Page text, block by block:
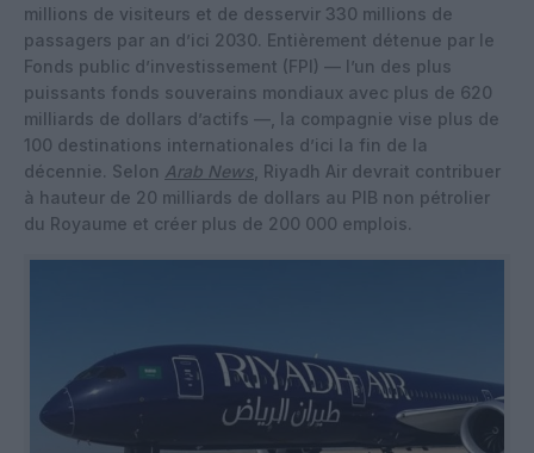
millions de visiteurs et de desservir 330 millions de
passagers par an d’ici 2030. Entièrement détenue par le
Fonds public d’investissement (FPI) — l’un des plus
puissants fonds souverains mondiaux avec plus de 620
milliards de dollars d’actifs —, la compagnie vise plus de
100 destinations internationales d’ici la fin de la
décennie. Selon Arab News , Riyadh Air devrait contribuer
à hauteur de 20 milliards de dollars au PIB non pétrolier
du Royaume et créer plus de 200 000 emplois.